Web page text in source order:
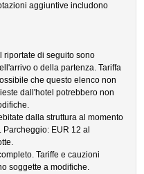
aggiuntive includono
riportate di seguito sono
o della partenza. Tariffa
che questo elenco non
dall'hotel potrebbero non
dalla struttura al momento
EUR 12 al
Tariffe e cauzioni
soggette a modifiche.